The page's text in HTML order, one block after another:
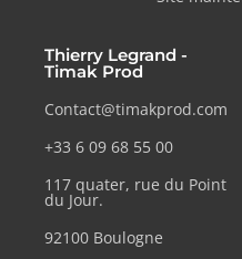
Thierry Legrand -
Timak Prod
Contact@timakprod.com
+33 6 09 68 55 00
117 quater, rue du Point
du Jour.
92100 Boulogne